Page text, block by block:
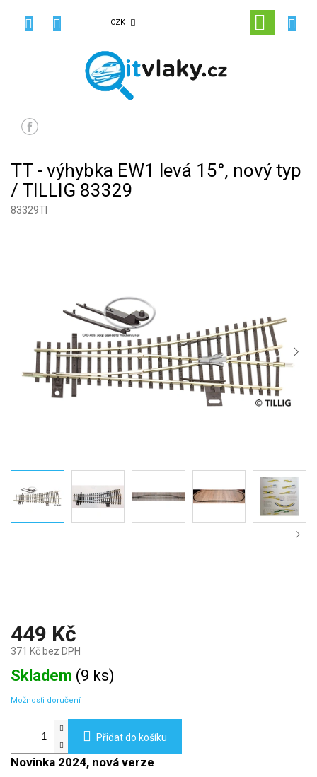
CZK
KOŠÍK
TT - výhybka EW1 levá 15°, nový typ
/ TILLIG 83329
83329TI
449 Kč
371 Kč bez DPH
Měrná
cena:
Skladem (9 ks)
Možnosti doručení
Přidat do košíku
Novinka 2024, nová verze